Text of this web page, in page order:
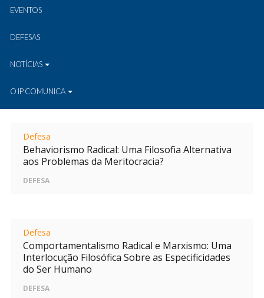
EVENTOS
DEFESAS
NOTÍCIAS
O IP COMUNICA
Defesa
Behaviorismo Radical: Uma Filosofia Alternativa
aos Problemas da Meritocracia?
DEFESA
Defesa
Comportamentalismo Radical e Marxismo: Uma
Interlocução Filosófica Sobre as Especificidades
do Ser Humano
DEFESA